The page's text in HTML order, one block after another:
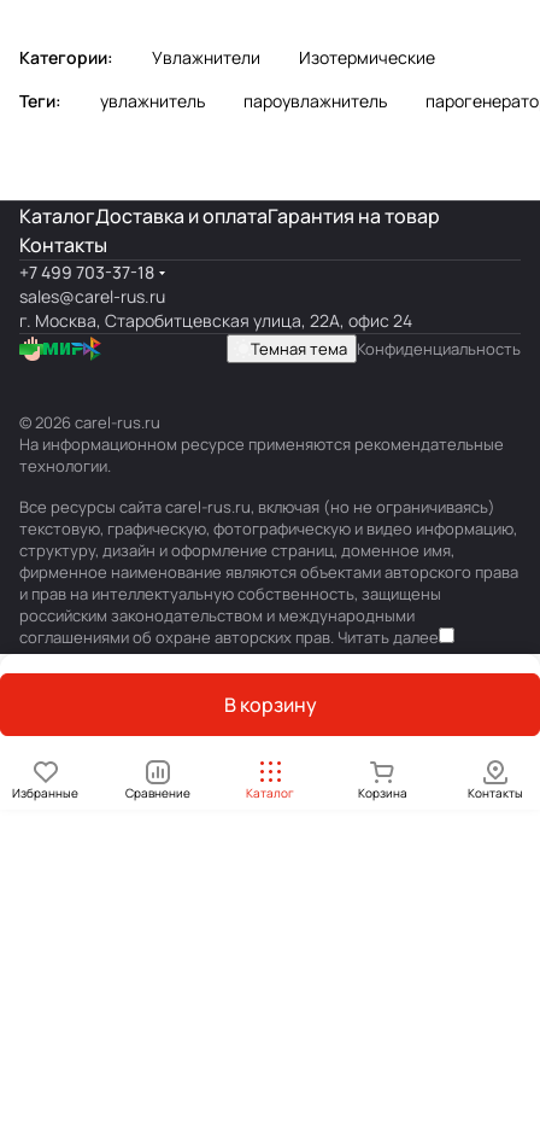
В корзину
Избранные Сравнение Каталог Корзина Контакты
Категории: Увлажнители
Изотермические
Теги:
увлажнитель пароувлажнитель
КаталогДоставка и оплатаГарантия на товар
Контакты
+7 499 703-37-18
sales@carel-rus.ru
г. Москва, Старобитцевская улица, 22А, офис 24
Темная тема Конфиденциальность
© 2026 carel-rus.ru
На информационном ресурсе применяются рекомендательные
технологии.
Все ресурсы сайта carel-rus.ru, включая (но не ограничиваясь)
текстовую, графическую, фотографическую и видео информацию,
структуру, дизайн и оформление страниц, доменное имя,
фирменное наименование являются объектами авторского права
и прав на интеллектуальную собственность, защищены
российским законодательством и международными
соглашениями об охране авторских прав. Читать далее